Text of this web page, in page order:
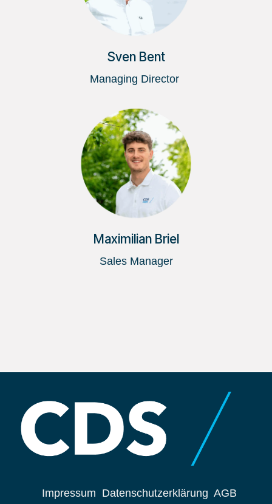
Sven Bent
Managing Director
Maximilian Briel
Sales Manager
Impressum Datenschutzerklärung AGB